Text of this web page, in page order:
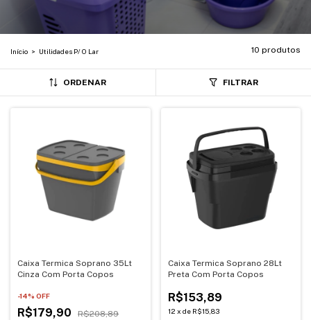
Início > Utilidades P/ O Lar 10 produtos
ORDENAR FILTRAR
Caixa Termica Soprano 35Lt
Cinza Com Porta Copos
-14% OFF
R$179,90 R$208,89
Caixa Termica Soprano 28Lt
Preta Com Porta Copos
R$153,89
12 x de R$15,83